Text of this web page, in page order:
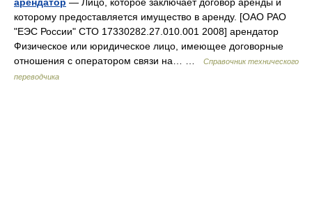
которому предоставляется имущество в аренду. [ОАО РАО
"ЕЭС России" СТО 17330282.27.010.001 2008] арендатор
Физическое или юридическое лицо, имеющее договорные
отношения с оператором связи на… …
Справочник технического
переводчика